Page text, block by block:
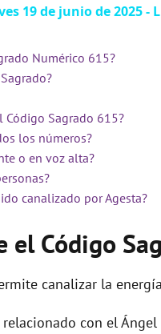
i
19 de junio de 2025 -
Numérico 615?
Código Sagrado 615?
los números?
o en voz alta?
canalizado por Agesta?
el Código
canalizar la
con el